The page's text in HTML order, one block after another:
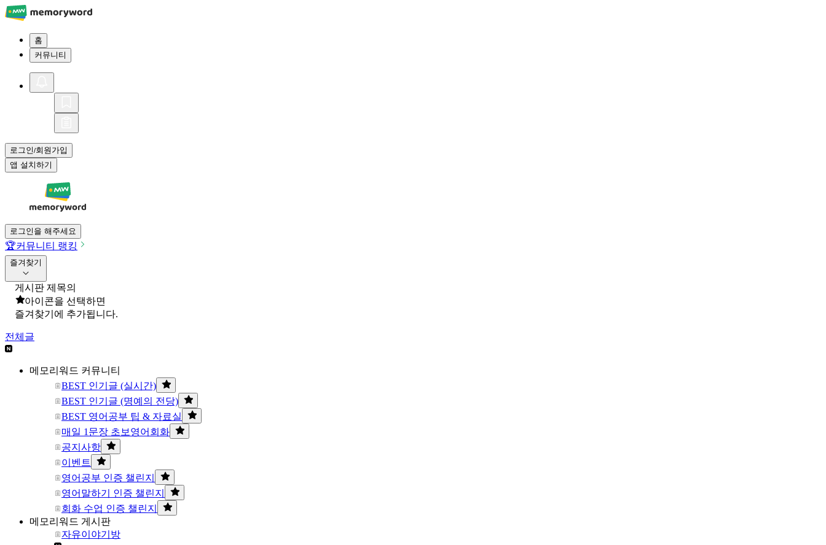
홈
커뮤니티
로그인/회원가입
앱 설치하기
로그인을 해주세요
🏆커뮤니티 랭킹
즐겨찾기
게시판 제목의
아이콘을 선택하면
즐겨찾기에 추가됩니다.
전체글
메모리워드 커뮤니티
BEST 인기글 (실시간)
BEST 인기글 (명예의 전당)
BEST 영어공부 팁 & 자료실
매일 1문장 초보영어회화
공지사항
이벤트
영어공부 인증 챌린지
영어말하기 인증 챌린지
회화 수업 인증 챌린지
메모리워드 게시판
자유이야기방